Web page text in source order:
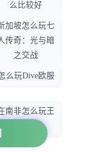
么比较好
加坡怎么玩七
传奇：光与暗
之交战
么玩Dive欧服
南非怎么玩王